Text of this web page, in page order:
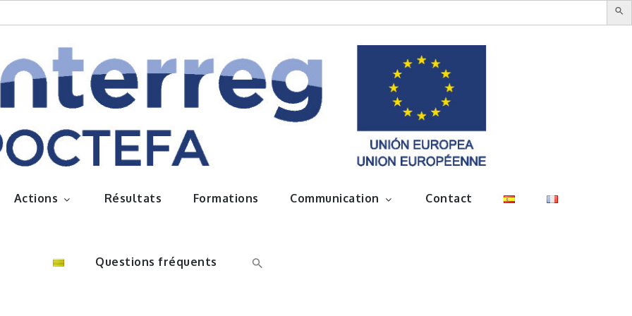
Actions Résultats Formations Communication Contact
Questions fréquents